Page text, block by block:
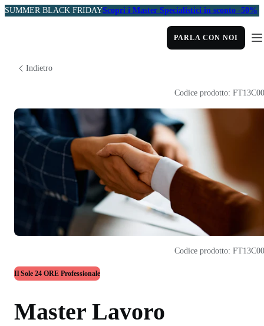
SUMMER BLACK FRIDAYScopri i Master Specialistici in sconto -50%
PARLA CON NOI
Indietro
Il Sole 24 ORE Professionale
Master Lavoro
Codice prodotto:
Codice prodotto: